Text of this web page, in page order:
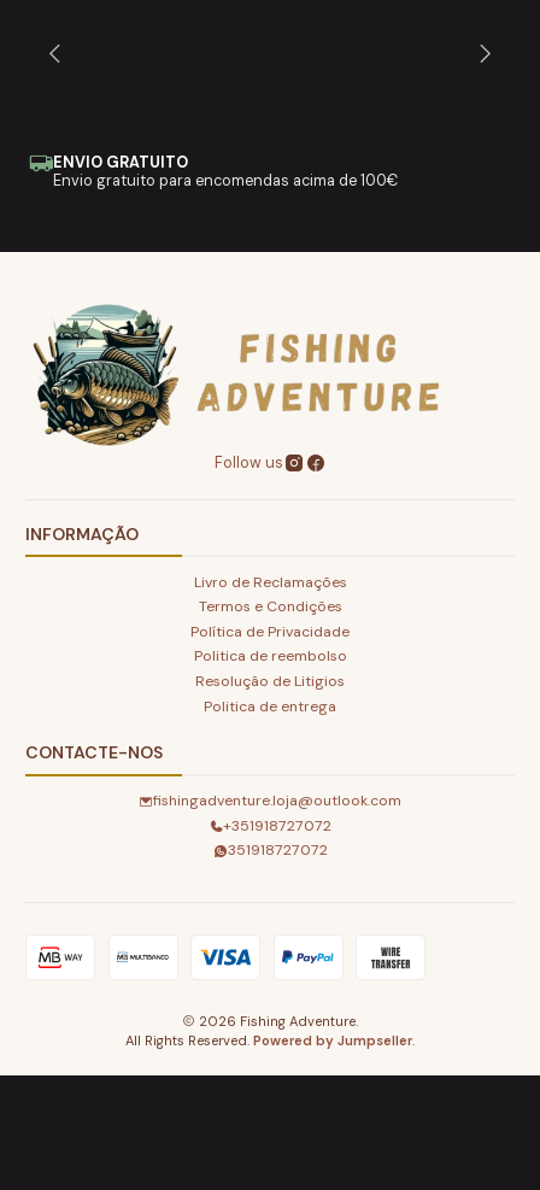
ENVIO GRATUITO
Envio gratuito para encomendas acima de 100€
Follow us
INFORMAÇÃO
Livro de Reclamações
Termos e Condições
Política de Privacidade
Politica de reembolso
Resolução de Litigios
Politica de entrega
CONTACTE-NOS
fishingadventure.loja@outlook.com
+351918727072
351918727072
2026 Fishing Adventure.
All Rights Reserved. Powered by Jumpseller.